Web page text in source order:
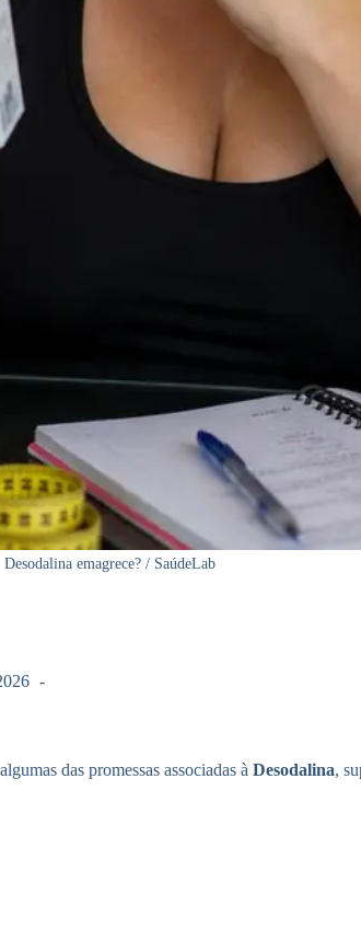
Desodalina emagrece? / SaúdeLab
das promessas associadas à Desodalina,